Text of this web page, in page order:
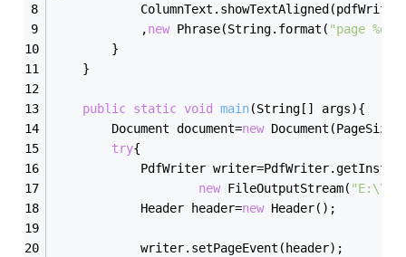
            ,
new Phrase(String.format( "page %d"
        }
    }
public static void main(String[] args){
        Document document=
new
try{
PdfWriter
new FileOutputStream(
            Header header=
new Header();
            writer.setPageEvent(header);